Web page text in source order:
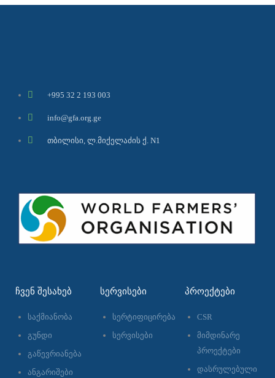
+995 32 2 193 003
info@gfa.org.ge
თბილისი, ლ.მიქელაძის ქ. N1
ᲩᲕᲔᲜ ᲨᲔᲡᲐᲮᲔᲑ
საქმიანობა
გუნდი
გაწევრიანება
ანგარიშები
ᲡᲔᲠᲕᲘᲡᲔᲑᲘ
სერტიფიცირება
სერვისები
ᲞᲠᲝᲔᲥᲢᲔᲑᲘ
CSR
მიმდინარე
პროექტები
დასრულებული